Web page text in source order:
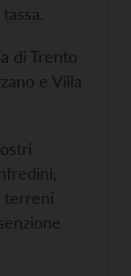
di Trento
e Villa
terreni